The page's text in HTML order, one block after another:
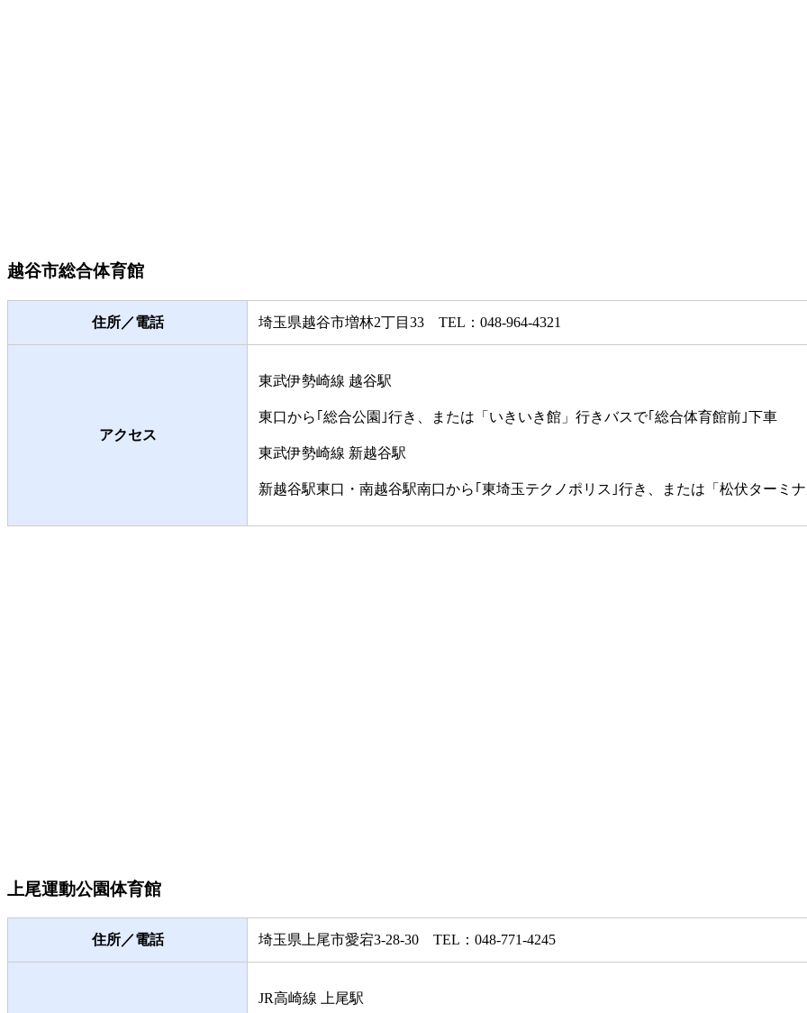
越谷市総合体育館
住所／電話 埼玉県越谷市増林2丁目33 TEL：048-964-4321
アクセス
東武伊勢崎線 越谷駅
東口から｢総合公園｣行き、または「いきいき館」行きバスで｢総合体育館前｣下車
東武伊勢崎線 新越谷駅
新越谷駅東口・南越谷駅南口から｢東埼玉テクノポリス｣行き、または「松伏ターミ
上尾運動公園体育館
住所／電話 埼玉県上尾市愛宕3-28-30 TEL：048-771-4245
JR高崎線 上尾駅